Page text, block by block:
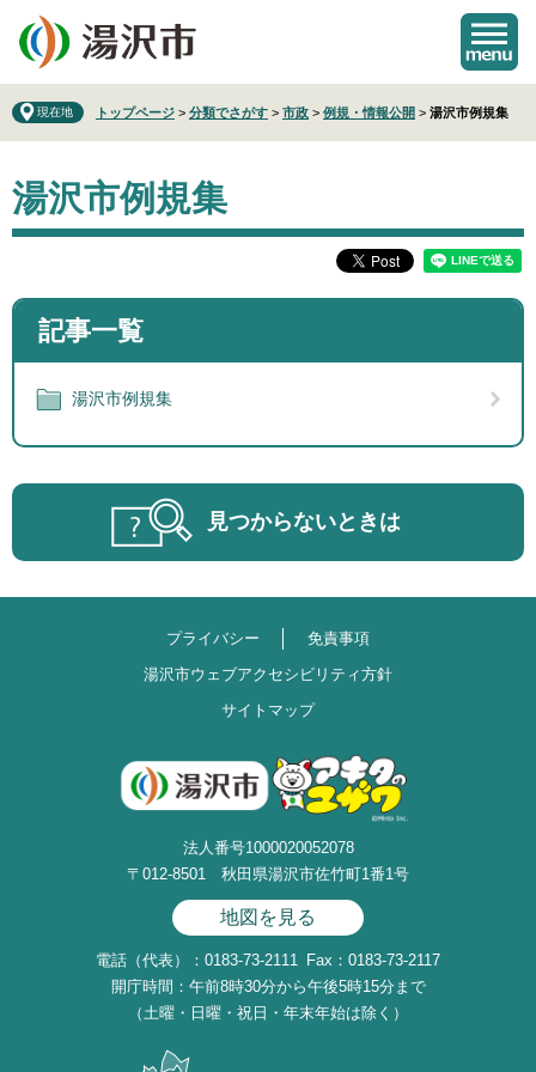
の
先
頭
す
。
ー
を
飛
し
て
本
現在地 トップページ > 分類でさがす > 市政 > 例規・情報公開 > 湯沢市例規集
文
湯沢市例規集
記事一覧
湯沢市例規集
見つからないときは
プライバシー
免責事項
湯沢市ウェブアクセシビリティ方針
サイトマップ
法人番号1000020052078
〒012-8501 秋田県湯沢市佐竹町1番1号
地図を見る
電話（代表）：0183-73-2111 Fax：0183-73-2117
開庁時間：午前8時30分から午後5時15分まで
（土曜・日曜・祝日・年末年始は除く）